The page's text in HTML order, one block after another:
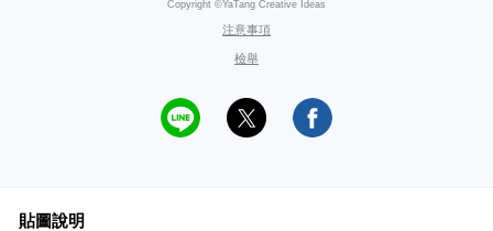
Copyright ©YaTang Creative Ideas
注意事項
檢舉
貼圖說明